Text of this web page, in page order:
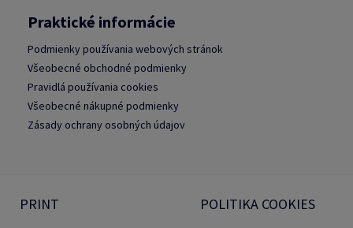
Praktické informácie
Podmienky používania webových stránok
Všeobecné obchodné podmienky
Pravidlá používania cookies
Všeobecné nákupné podmienky
Zásady ochrany osobných údajov
PRINT
POLITIKA COOKIES